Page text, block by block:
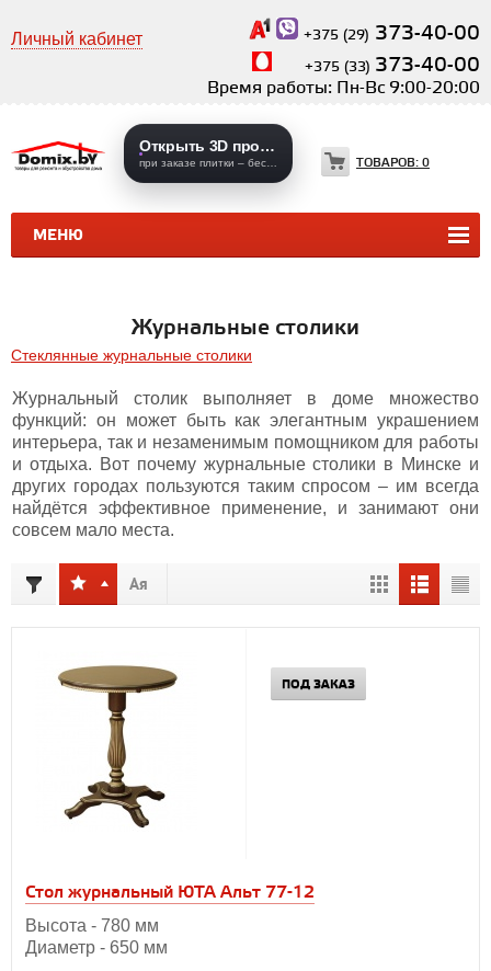
Личный кабинет +375 (29) 373-40-00
+375 (33) 373-40-00
Время работы: Пн-Вс 9:00-20:00
МЕНЮ
Открыть 3D проекты
ТОВАРОВ: 0
КЕРАМИЧЕСКАЯ ПЛИТКА
Журнальные столики
Стеклянные журнальные столики
Журнальный столик выполняет в доме множество
функций: он может быть как элегантным украшением
интерьера, так и незаменимым помощником для работы
и отдыха. Вот почему журнальные столики в Минске и
других городах пользуются таким спросом – им всегда
найдётся эффективное применение, и занимают они
совсем мало места.
Стол журнальный ЮТА Альт 77-12
Высота - 780 мм
Диаметр - 650 мм
ПОД ЗАКАЗ